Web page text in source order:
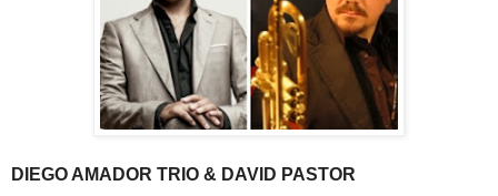
DIEGO AMADOR TRIO & DAVID PASTOR